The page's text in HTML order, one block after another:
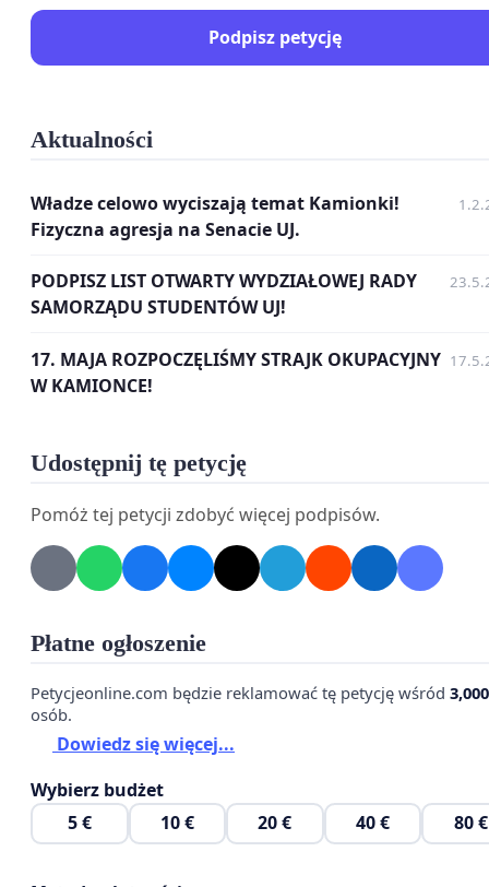
Śliskiej 14 [3]. Sprawa „Kamionki" pokazuje, że taki
może czekać „Bursę”.Nie dla wyprzedaży dobra
Tak wygląda dziś jeden z dwóch budynków wchodzących w
Podpisz petycję
Aktualności
Władze celowo wyciszają temat Kamionki!
Fizyczna agresja na Senacie UJ.
PODPISZ LIST OTWARTY WYDZIAŁOWEJ RADY
SAMORZĄDU STUDENTÓW UJ!
17. MAJA ROZPOCZĘLIŚMY STRAJK OKUPACYJNY
W KAMIONCE!
Udostępnij tę petycję
Pomóż tej petycji zdobyć więcej podpisów.
Płatne ogłoszenie
Petycjeonline.com będzie reklamować tę petycję wśród 3,000
osób.
Dowiedz się więcej...
Wybierz budżet
5 €
10 € 20 € 40 € 80 €